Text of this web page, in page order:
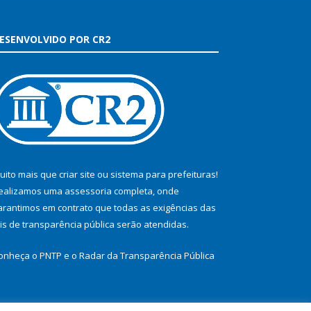
POR CR2
mais que criar site ou sistema para prefeituras!
uma assessoria completa, onde
em contrato que todas as exigências das
de transparência pública serão atendidas.
o PNTP e o Radar da Transparência Pública